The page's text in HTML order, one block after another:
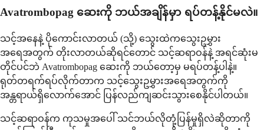
Avatrombopag ဆေးကို ဘယ်အချိန်မှာ ရပ်တန့်နိုင်မလဲ။
သင့်အနေနဲ့ ပိုကောင်းလာတယ် (သို့) သွေးထဲကသွေးဥမွှား
အရေအတွက် တိုးလာတယ်ဆိုရင်တောင် သင့်ဆရာဝန်နဲ့ အရင်ဆုံးမ
တိုင်ပင်ဘဲ Avatrombopag ဆေးကို ဘယ်တော့မှ မရပ်တန့်ပါနဲ့။
ရုတ်တရက်ရပ်လိုက်တာက သင့်သွေးဥမွှားအရေအတွက်ကို
အန္တရာယ်ရှိလောက်အောင် ပြန်လည်ကျဆင်းသွားစေနိုင်ပါတယ်။
သင့်ဆရာဝန်က ကုသမှုအပေါ် သင်ဘယ်လိုတုံ့ပြန်မှုရှိလဲဆိုတာကို